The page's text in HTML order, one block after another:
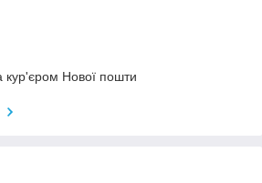
кур'єром Нової пошти